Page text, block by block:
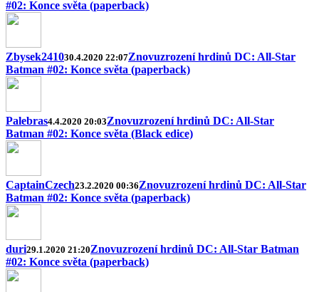
#02: Konce světa (paperback)
Zbysek241030.4.2020 22:07Znovuzrození hrdinů DC: All-Star
Batman #02: Konce světa (paperback)
Palebras4.4.2020 20:03Znovuzrození hrdinů DC: All-Star
Batman #02: Konce světa (Black edice)
CaptainCzech23.2.2020 00:36Znovuzrození hrdinů DC: All-Star
Batman #02: Konce světa (paperback)
duri29.1.2020 21:20Znovuzrození hrdinů DC: All-Star Batman
#02: Konce světa (paperback)